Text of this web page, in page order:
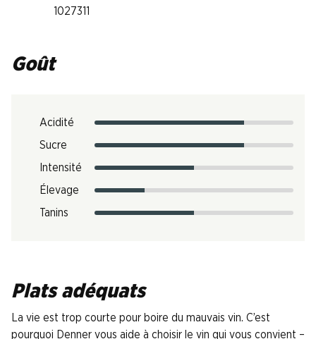
1027311
Goût
Acidité
Sucre
Intensité
Élevage
Tanins
Plats adéquats
La vie est trop courte pour boire du mauvais vin. C’est
pourquoi Denner vous aide à choisir le vin qui vous convient –